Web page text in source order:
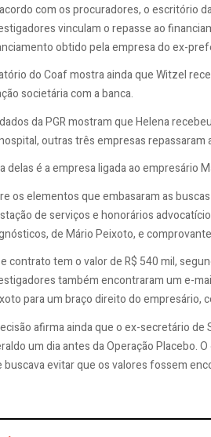
com os procuradores, o escritório
vinculam o repasse ao
obtido pela empresa do ex-
do Coaf mostra ainda que Witzel
societária com a banca.
da PGR mostram que Helena
outras três empresas repassaram
delas é a empresa ligada ao empresário
os elementos que embasaram as
de serviços e honorários
de Mário Peixoto, e
contrato tem o valor de R$ 540 mil,
também encontraram um e-
para um braço direito do empresário,
afirma ainda que o ex-secretário
um dia antes da Operação Placebo.
buscava evitar que os valores fossem